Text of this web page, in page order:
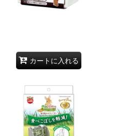
カートに入れる